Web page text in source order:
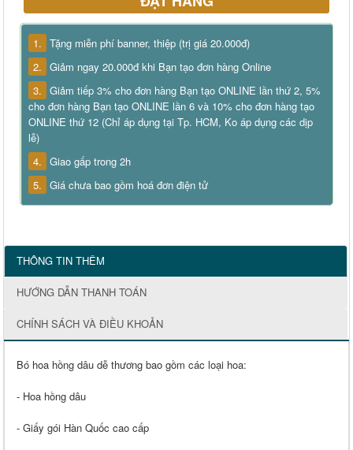
1. Tặng miễn phí banner, thiệp (trị giá 20.000đ)
2. Giảm ngay 20.000đ khi Bạn tạo đơn hàng Online
3. Giảm tiếp 3% cho đơn hàng Bạn tạo ONLINE lần thứ 2, 5%
cho đơn hàng Bạn tạo ONLINE lần 6 và 10% cho đơn hàng tạo
ONLINE thứ 12 (Chỉ áp dụng tại Tp. HCM, Ko áp dụng các dịp
lễ)
4. Giao gấp trong 2h
5. Giá chưa bao gồm hoá đơn điện tử
THÔNG TIN THÊM
HƯỚNG DẪN THANH TOÁN
CHÍNH SÁCH VÀ ĐIỀU KHOẢN
Bó hoa hồng dâu dễ thương bao gồm các loại hoa:
- Hoa hồng dâu
- Giấy gói Hàn Quốc cao cấp